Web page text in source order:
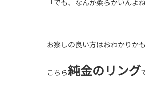
「でも、なんか柔らかいんよ
お察しの良い方はおわかりか
こちら純金のリング